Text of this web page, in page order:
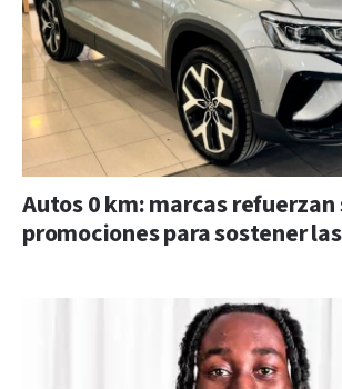
Autos 0 km: marcas refuerzan
promociones para sostener